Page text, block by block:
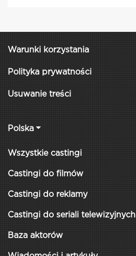
Warunki korzystania
Polityka prywatności
Usuwanie treści
Polska
Wszystkie castingi
Castingi do filmów
Castingi do reklamy
Castingi do seriali telewizyjnych
Baza aktorów